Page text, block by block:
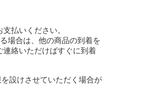
払いください。
場合は、他の商品の到着を
絡いただけばすぐに到着
設けさせていただく場合が